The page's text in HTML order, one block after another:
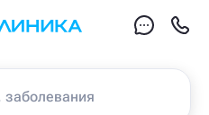
заболевания